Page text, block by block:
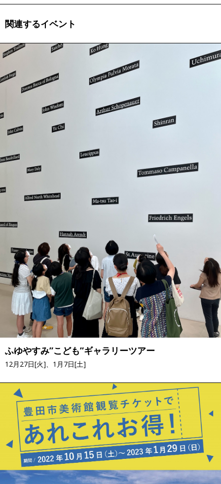
関連するイベント
ふゆやすみ”こども”ギャラリーツアー
12月27日[火]、1月7日[土]